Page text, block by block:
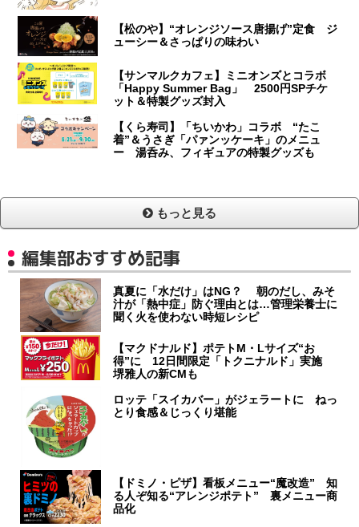
【松のや】“オレンジソース唐揚げ”定食 ジ
ューシー＆さっぱりの味わい
【サンマルクカフェ】ミニオンズとコラボ
「Happy Summer Bag」 2500円SPチケ
ット＆特製グッズ封入
【くら寿司】「ちいかわ」コラボ “たこ
着”＆うさぎ「パァンッケーキ」のメニュ
ー 湯呑み、フィギュアの特製グッズも
もっと見る
編集部おすすめ記事
真夏に「水だけ」はNG？ 朝のだし、みそ
汁が「熱中症」防ぐ理由とは…管理栄養士に
聞く火を使わない時短レシピ
【マクドナルド】ポテトM・Lサイズ“お
得”に 12日間限定「トクニナルド」実施
堺雅人の新CMも
ロッテ「スイカバー」がジェラートに ねっ
とり食感＆じっくり堪能
【ドミノ・ピザ】看板メニュー“魔改造” 知
る人ぞ知る“アレンジポテト” 裏メニュー商
品化